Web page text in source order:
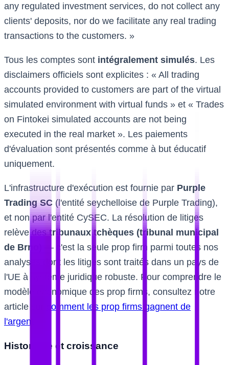
any regulated investment services, do not collect any
clients' deposits, nor do we facilitate any real trading
transactions to the customers. »
Tous les comptes sont intégralement simulés. Les
disclaimers officiels sont explicites : « All trading
accounts provided to customers are part of the virtual
simulated environment with virtual funds » et « Trades
on Fintokei simulated accounts are not being
executed in the real market ». Les paiements
d'évaluation sont présentés comme à but éducatif
uniquement.
L'infrastructure d'exécution est fournie par Purple
Trading SC (l'entité seychelloise de Purple Trading),
et non par l'entité CySEC. La résolution de litiges
relève destribunaux tchèques (tribunal municipal
de Brno)
— c'est la seule prop firm parmi toutes nos
analyses dont les litiges sont traités dans un pays de
l'UE à système juridique robuste. Pour comprendre le
modèle économique des prop firms, consultez notre
article sur
comment les prop firms gagnent de
l'argent
Historique et croissance